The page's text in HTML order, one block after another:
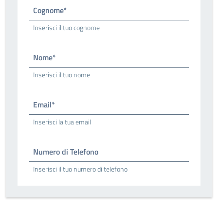
Cognome*
Inserisci il tuo cognome
Nome*
Inserisci il tuo nome
Email*
Inserisci la tua email
Numero di Telefono
Inserisci il tuo numero di telefono